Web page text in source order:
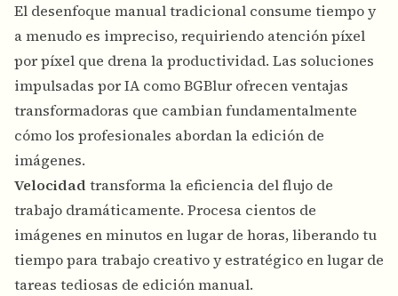
El desenfoque manual tradicional consume tiempo y
a menudo es impreciso, requiriendo atención píxel
por píxel que drena la productividad. Las soluciones
impulsadas por IA como BGBlur ofrecen ventajas
transformadoras que cambian fundamentalmente
cómo los profesionales abordan la edición de
imágenes.
Velocidad transforma la eficiencia del flujo de
trabajo dramáticamente. Procesa cientos de
imágenes en minutos en lugar de horas, liberando tu
tiempo para trabajo creativo y estratégico en lugar de
tareas tediosas de edición manual.